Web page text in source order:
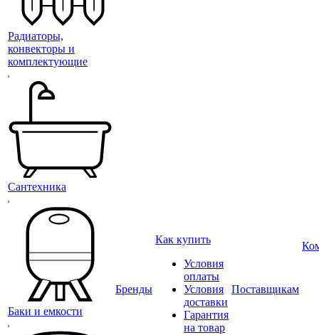
Радиаторы,
конвекторы и
комплектующие
Сантехника
Баки и емкости
Бренды
Как купить
Условия
оплаты
Условия
доставки
Гарантия
на товар
Поставщикам